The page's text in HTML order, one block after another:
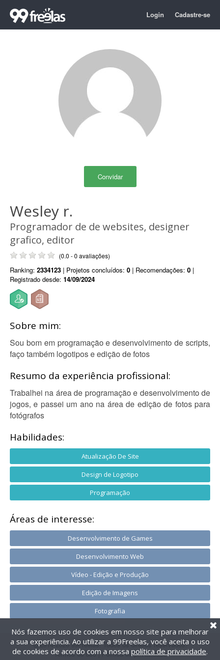
Login Cadastre-se
Convidar
Wesley r.
Programador de de websites, designer
grafico, editor
(0.0 - 0 avaliações)
Ranking: 2334123 | Projetos concluídos: 0 | Recomendações: 0 |
Registrado desde: 14/09/2024
Sobre mim:
Sou bom em programação e desenvolvimento de scripts,
faço também logotipos e edição de fotos
Resumo da experiência profissional:
Trabalhei na área de programação e desenvolvimento de
jogos, e passei um ano na área de edição de fotos para
fotógrafos
Habilidades:
Atualização De Site
Design de Logotipo
Programação
Áreas de interesse:
Desenvolvimento de Games
Desenvolvimento Web
Vídeo - Edição e Produção
Edição de Imagens
Fotografia
@2014-2026 99Freelas. Todos os direitos reservados.
Termos de uso| Política de privacidade
Nós fazemos uso de cookies em nosso site para melhorar
a sua experiência. Ao utilizar a 99Freelas, você aceita o uso
de cookies de acordo com a nossa política de privacidade.